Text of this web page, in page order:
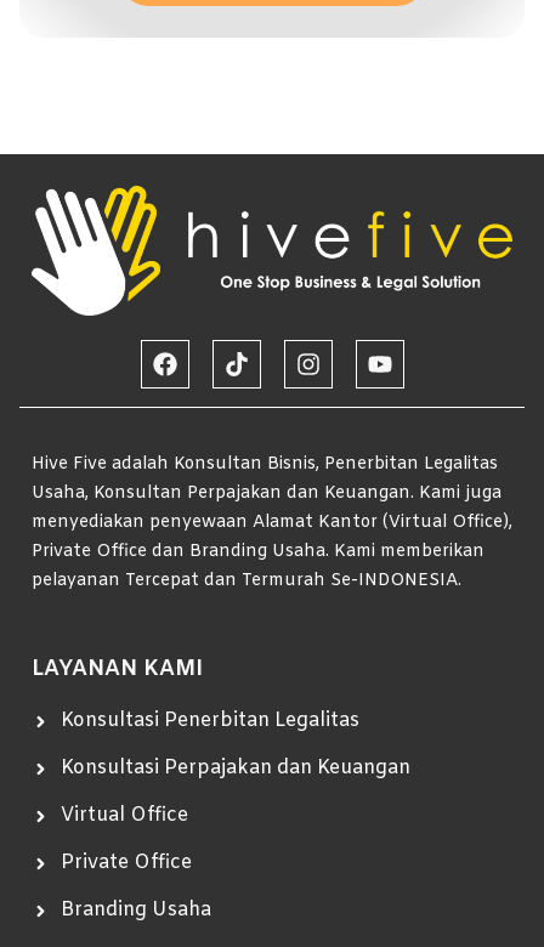
Hive Five adalah Konsultan Bisnis, Penerbitan Legalitas
Usaha, Konsultan Perpajakan dan Keuangan. Kami juga
menyediakan penyewaan Alamat Kantor (Virtual Office),
Private Office dan Branding Usaha. Kami memberikan
pelayanan Tercepat dan Termurah Se-INDONESIA.
LAYANAN KAMI
Konsultasi Penerbitan Legalitas
Konsultasi Perpajakan dan Keuangan
Virtual Office
Private Office
Branding Usaha